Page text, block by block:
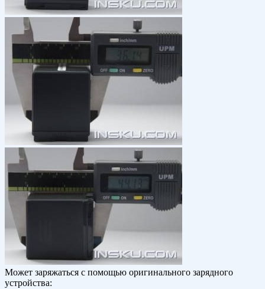
Может заряжаться с помощью оригинального зарядного
устройства: